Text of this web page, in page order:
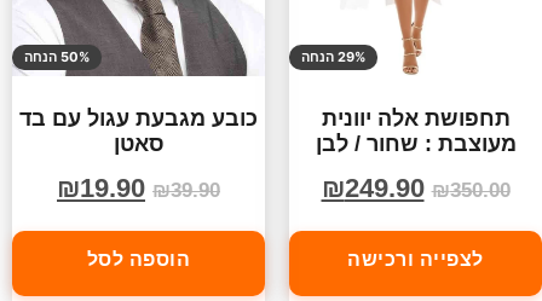
29% הנחה
תחפושת אלה יוונית
מעוצבת : שחור / לבן
₪350.00
₪249.90
לצפייה ורכישה
50% הנחה
כובע מגבעת עגול עם בד
סאטן
₪39.90
₪19.90
הוספה לסל